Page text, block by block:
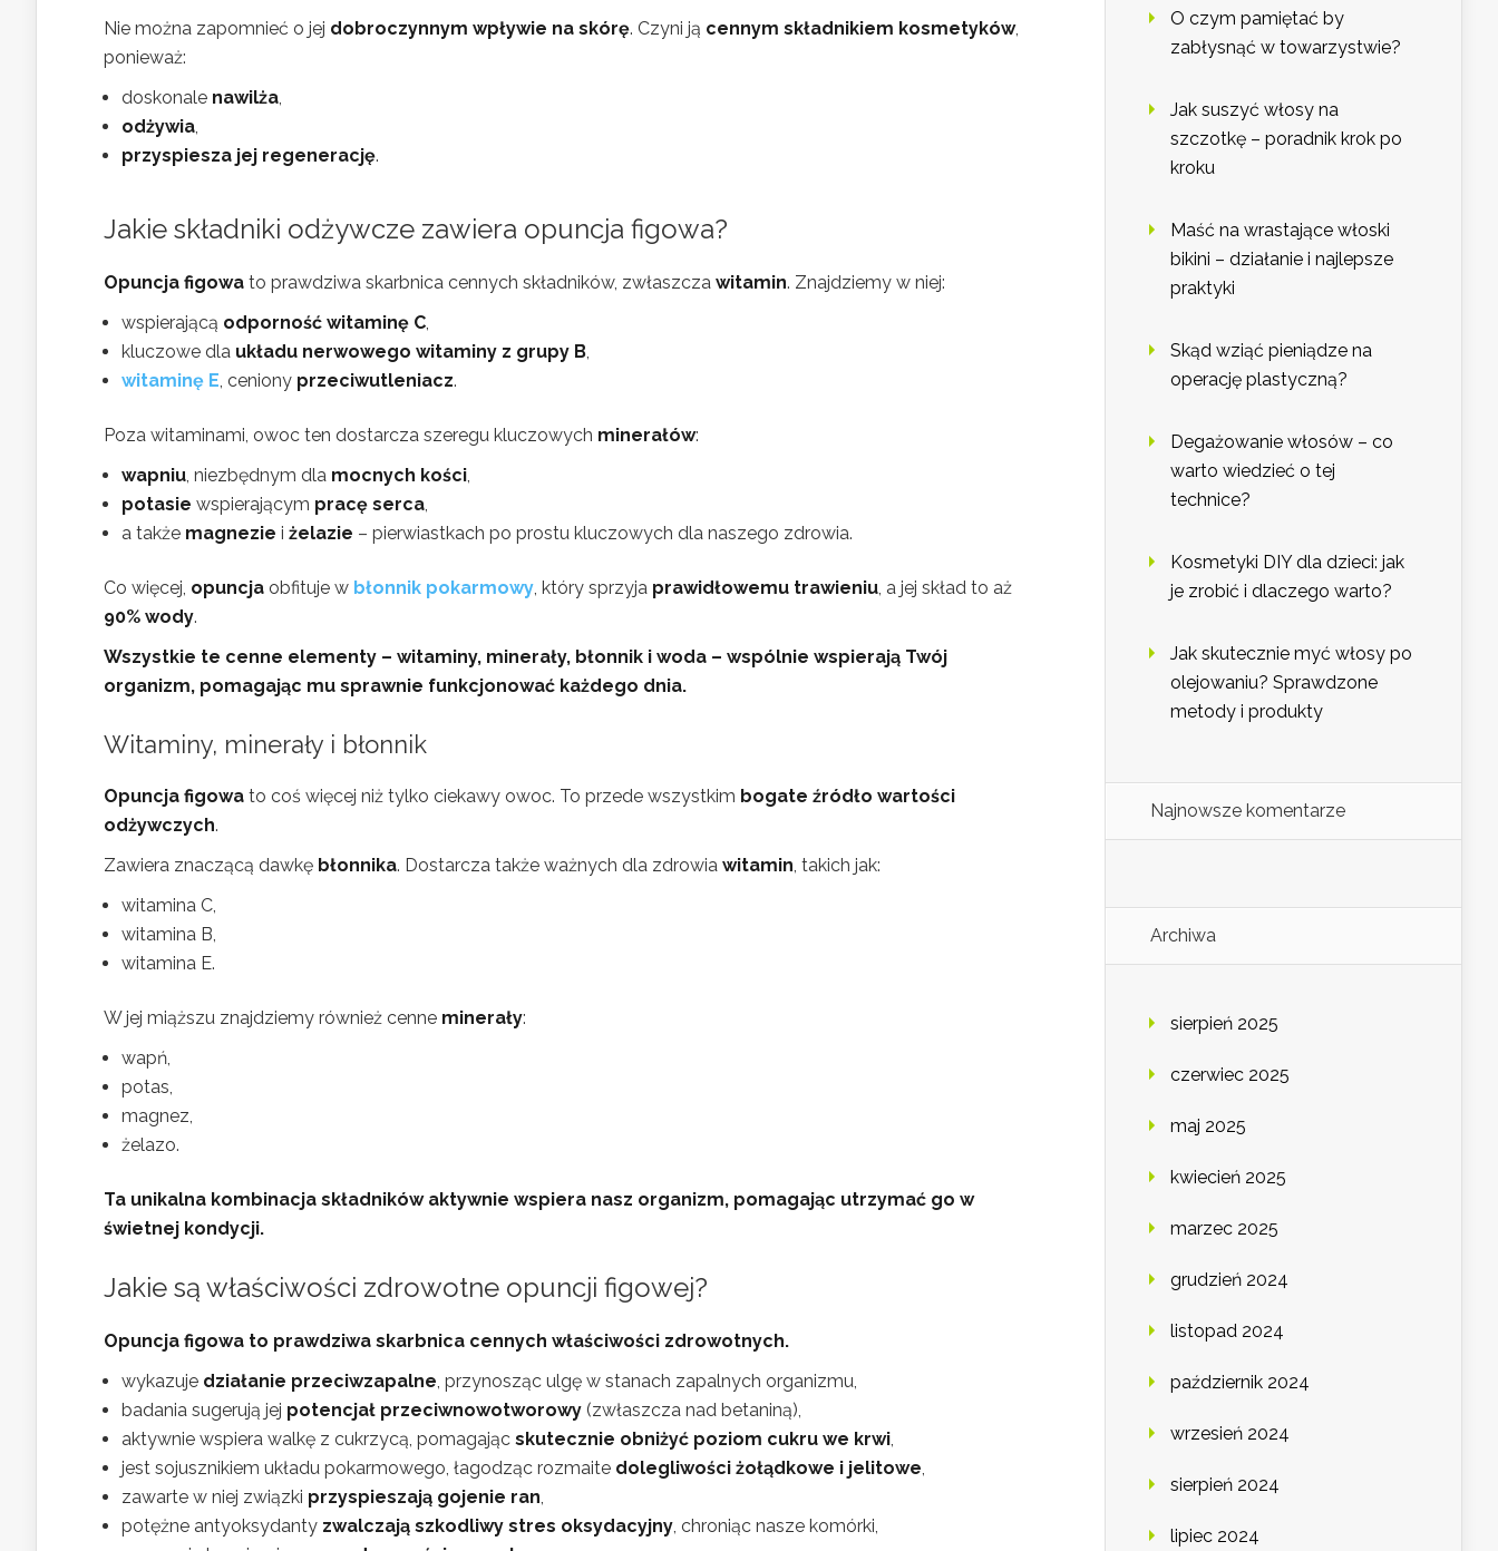
Nie można zapomnieć o jej dobroczynnym wpływie na skórę. Czyni ją cennym składnikiem kosmetyków,
ponieważ:
doskonale nawilża,
odżywia,
przyspiesza jej regenerację.
Jakie składniki odżywcze zawiera opuncja figowa?
Opuncja figowa to prawdziwa skarbnica cennych składników, zwłaszcza witamin. Znajdziemy w niej:
wspierającą odporność witaminę C,
kluczowe dla układu nerwowego witaminy z grupy B,
witaminę E, ceniony przeciwutleniacz.
Poza witaminami, owoc ten dostarcza szeregu kluczowych minerałów:
wapniu, niezbędnym dla mocnych kości,
potasie wspierającym pracę serca,
a także magnezie i żelazie – pierwiastkach po prostu kluczowych dla naszego zdrowia.
Co więcej, opuncja obfituje w błonnik pokarmowy, który sprzyja prawidłowemu trawieniu, a jej skład to aż
90% wody.
Wszystkie te cenne elementy – witaminy, minerały, błonnik i woda – wspólnie wspierają Twój
organizm, pomagając mu sprawnie funkcjonować każdego dnia.
Witaminy, minerały i błonnik
Opuncja figowa to coś więcej niż tylko ciekawy owoc. To przede wszystkim bogate źródło wartości
odżywczych.
Zawiera znaczącą dawkę błonnika. Dostarcza także ważnych dla zdrowia witamin, takich jak:
witamina C,
witamina B,
witamina E.
W jej miąższu znajdziemy również cenne minerały:
wapń,
potas,
magnez,
żelazo.
Ta unikalna kombinacja składników aktywnie wspiera nasz organizm, pomagając utrzymać go w
świetnej kondycji.
Jakie są właściwości zdrowotne opuncji figowej?
Opuncja figowa to prawdziwa skarbnica cennych właściwości zdrowotnych.
wykazuje działanie przeciwzapalne, przynosząc ulgę w stanach zapalnych organizmu,
badania sugerują jej potencjał przeciwnowotworowy (zwłaszcza nad betaniną),
aktywnie wspiera walkę z cukrzycą, pomagając skutecznie obniżyć poziom cukru we krwi,
jest sojusznikiem układu pokarmowego, łagodząc rozmaite dolegliwości żołądkowe i jelitowe,
zawarte w niej związki przyspieszają gojenie ran,
potężne antyoksydanty zwalczają szkodliwy stres oksydacyjny, chroniąc nasze komórki,
O czym pamiętać by
zabłysnąć w towarzystwie?
Jak suszyć włosy na
szczotkę – poradnik krok po
kroku
Maść na wrastające włoski
bikini – działanie i najlepsze
praktyki
Skąd wziąć pieniądze na
operację plastyczną?
Degażowanie włosów – co
warto wiedzieć o tej
technice?
Kosmetyki DIY dla dzieci: jak
je zrobić i dlaczego warto?
Jak skutecznie myć włosy po
olejowaniu? Sprawdzone
metody i produkty
Najnowsze komentarze
Archiwa
sierpień 2025
czerwiec 2025
maj 2025
kwiecień 2025
marzec 2025
grudzień 2024
listopad 2024
październik 2024
wrzesień 2024
sierpień 2024
lipiec 2024